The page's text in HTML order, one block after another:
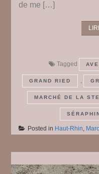
de me […]
Tagged
GRAND RIED ,
MARCHÉ DE LA
Posted in Haut-Rhin,